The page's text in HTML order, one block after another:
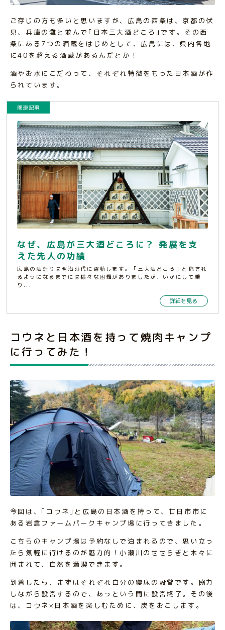
ご存じの方も多いと思いますが、広島の西条は、京都の伏
見、兵庫の灘と並んで｢日本三大酒どころ｣です。その西
条にある7つの酒蔵をはじめとして、広島には、県内各地
に40を超える酒蔵があるんだとか！
酒やお水にこだわって、それぞれ特徴をもった日本酒が作
られています。
なぜ、広島が三大酒どころに？ 発展を支
えた先人の功績
広島の酒造りは明治時代に躍動します。「三大酒どころ」と称され
るようになるまでには様々な困難がありましたが、いかにして乗
り...
詳細を見る
関連記事
コウネと日本酒を持って焼肉キャンプ
に行ってみた！
今回は、｢コウネ｣と広島の日本酒を持って、廿日市市に
ある岩倉ファームパークキャンプ場に行ってきました。
こちらのキャンプ場は予約なしで泊まれるので、思い立っ
たら気軽に行けるのが魅力的！小瀬川のせせらぎと木々に
囲まれて、自然を満喫できます。
到着したら、まずはそれぞれ自分の寝床の設営です。協力
しながら設営するので、あっという間に設営終了。その後
は、コウネ×日本酒を楽しむために、炭をおこします。